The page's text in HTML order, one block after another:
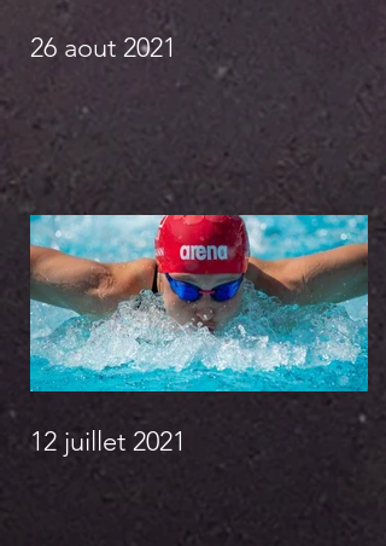
26 aout 2021
12 juillet 2021